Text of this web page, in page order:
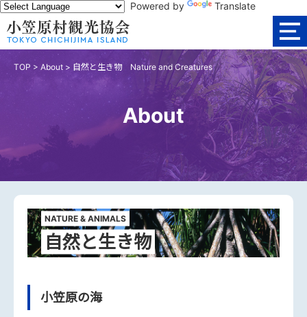
Powered by Translate
TOP > About > 自然と生き物 Nature and Creatures
About
NATURE & ANIMALS
自然と生き物
小笠原の海